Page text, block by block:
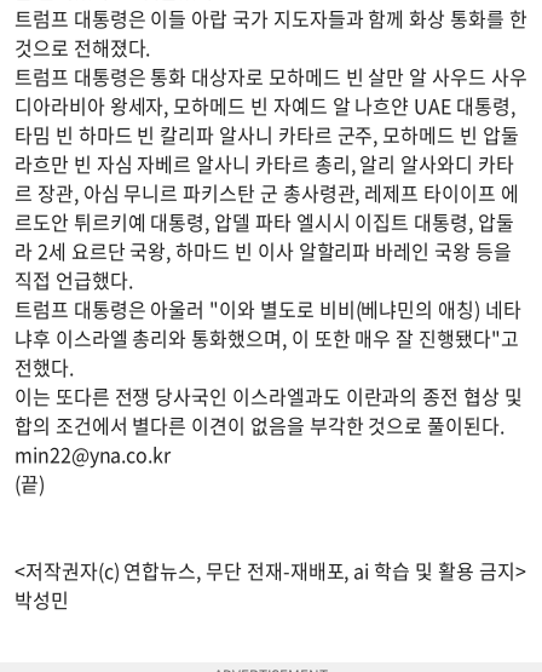
트럼프 대통령은 이들 아랍 국가 지도자들과 함께 화상 통화를 한
것으로 전해졌다.
트럼프 대통령은 통화 대상자로 모하메드 빈 살만 알 사우드 사우
디아라비아 왕세자, 모하메드 빈 자예드 알 나흐얀 UAE 대통령,
타밈 빈 하마드 빈 칼리파 알사니 카타르 군주, 모하메드 빈 압둘
라흐만 빈 자심 자베르 알사니 카타르 총리, 알리 알사와디 카타
르 장관, 아심 무니르 파키스탄 군 총사령관, 레제프 타이이프 에
르도안 튀르키예 대통령, 압델 파타 엘시시 이집트 대통령, 압둘
라 2세 요르단 국왕, 하마드 빈 이사 알할리파 바레인 국왕 등을
직접 언급했다.
트럼프 대통령은 아울러 "이와 별도로 비비(베냐민의 애칭) 네타
냐후 이스라엘 총리와 통화했으며, 이 또한 매우 잘 진행됐다"고
전했다.
이는 또다른 전쟁 당사국인 이스라엘과도 이란과의 종전 협상 및
합의 조건에서 별다른 이견이 없음을 부각한 것으로 풀이된다.
min22@yna.co.kr
(끝)
<저작권자(c) 연합뉴스, 무단 전재-재배포, ai 학습 및 활용 금지>
박성민